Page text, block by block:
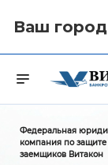
Ваш город
Федеральная
компания по
заемщиков Витакон